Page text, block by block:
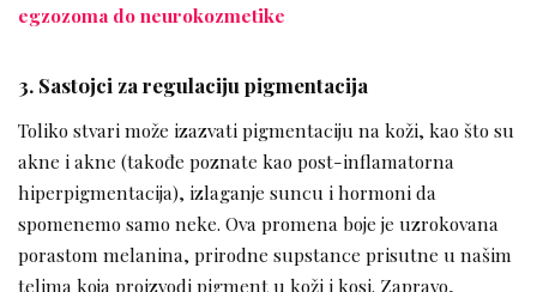
egzozoma do neurokozmetike
3. Sastojci za regulaciju pigmentacija
Toliko stvari može izazvati pigmentaciju na koži, kao što su
akne i akne (takođe poznate kao post-inflamatorna
hiperpigmentacija), izlaganje suncu i hormoni da
spomenemo samo neke. Ova promena boje je uzrokovana
porastom melanina, prirodne supstance prisutne u našim
telima koja proizvodi pigment u koži i kosi. Zapravo,